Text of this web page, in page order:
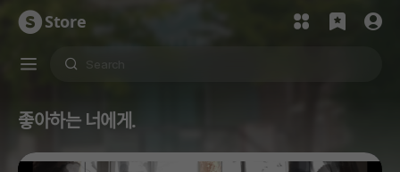
Store
좋아하는 너에게.